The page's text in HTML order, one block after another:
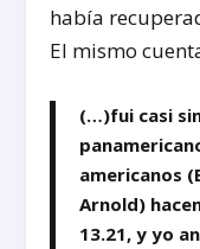
había
El mismo
(…)fui casi
americanos
Arnold)
13.21, y yo